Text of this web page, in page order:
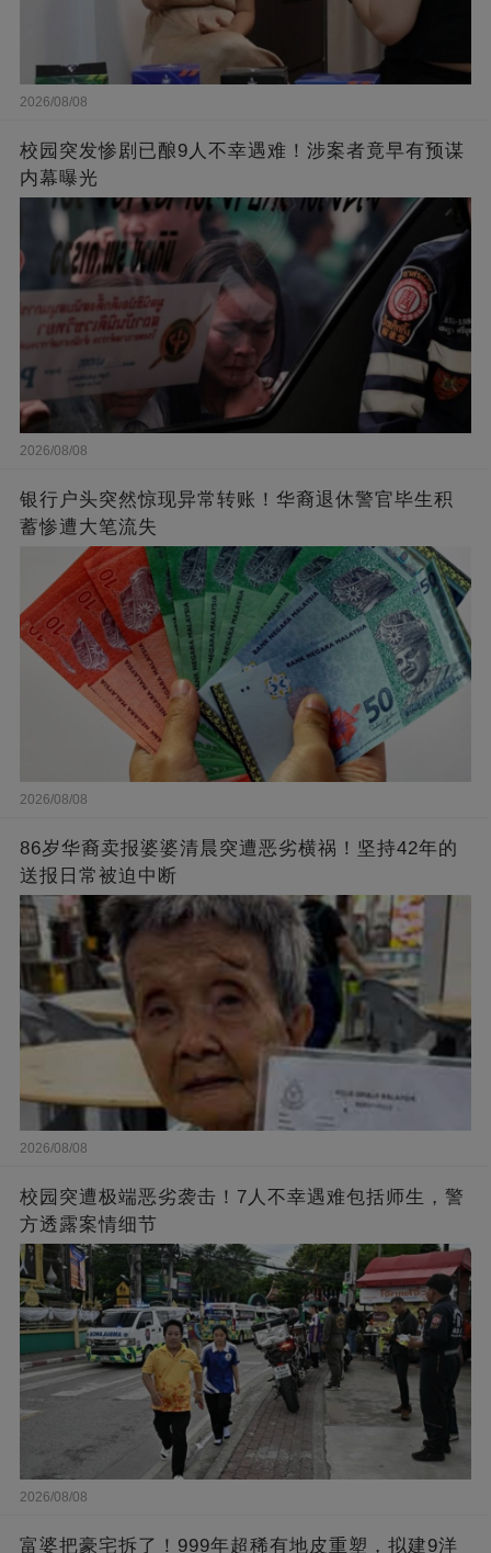
2026/08/08
校园突发惨剧已酿9人不幸遇难！涉案者竟早有预谋
内幕曝光
2026/08/08
银行户头突然惊现异常转账！华裔退休警官毕生积
蓄惨遭大笔流失
2026/08/08
86岁华裔卖报婆婆清晨突遭恶劣横祸！坚持42年的
送报日常被迫中断
2026/08/08
校园突遭极端恶劣袭击！7人不幸遇难包括师生，警
方透露案情细节
2026/08/08
富婆把豪宅拆了！999年超稀有地皮重塑，拟建9洋